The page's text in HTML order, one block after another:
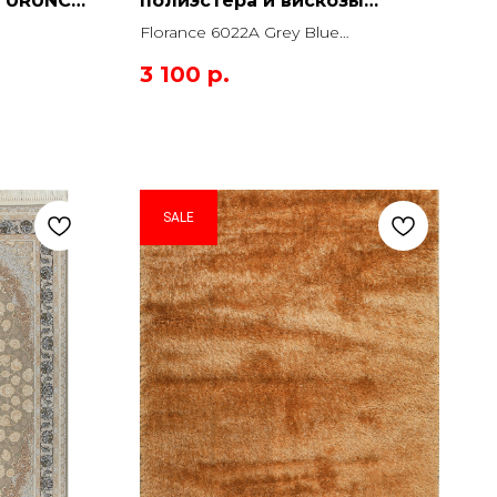
Florance 6022A Grey Blue
Прямоугольник
Florance 6022A Grey Blue
3 100 р.
SALE